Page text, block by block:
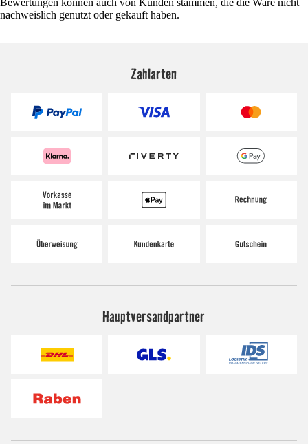
Bewertungen können auch von Kunden stammen, die die Ware nicht
nachweislich genutzt oder gekauft haben.
Zahlarten
Hauptversandpartner